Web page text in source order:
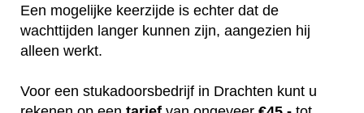
Een mogelijke keerzijde is echter dat de
wachttijden langer kunnen zijn, aangezien hij
alleen werkt.
Voor een stukadoorsbedrijf in Drachten kunt u